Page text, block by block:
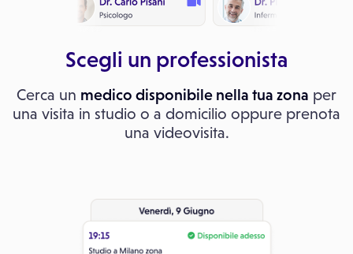
Scegli un professionista
Cerca un medico disponibile nella tua zona per
una visita in studio o a domicilio oppure prenota
una videovisita.